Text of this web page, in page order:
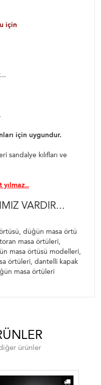
için
için uygundur.
sandalye kılıfları ve
VARDIR...
düğün masa örtü
masa örtüleri,
masa örtüsü modelleri,
örtüleri, dantelli kapak
masa örtüleri
ürünler